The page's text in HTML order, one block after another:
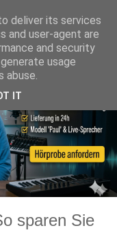
sparen Sie
deliver its services
and user-agent are
and security
usage
abuse.
IT